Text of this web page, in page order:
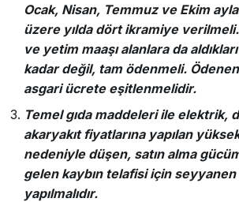
Ocak, Nisan, Temmuz ve Ekim
üzere yılda dört ikramiye
ve yetim maaşı alanlara da
kadar değil, tam ödenmeli.
asgari ücrete eşitlenmelidir.
Temel gıda maddeleri ile elektrik,
akaryakıt fiyatlarına yapılan
nedeniyle düşen, satın alma
gelen kaybın telafisi için seyyanen
yapılmalıdır.